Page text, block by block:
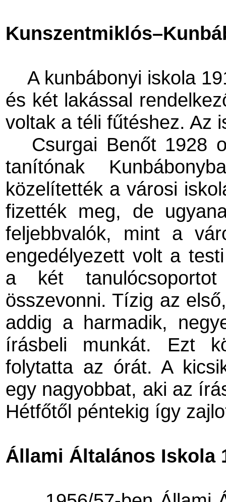
A kunbábonyi iskola
és két lakással
voltak a téli fűtéshez. Az
Csurgai Benőt 1928
tanítónak
közelítették a városi
fizették meg, de
feljebbvalók, mint a
engedélyezett volt a
a két
összevonni. Tízig az
addig a harmadik,
írásbeli munkát. Ezt
folytatta az órát. A
egy nagyobbat, aki az
Hétfőtől péntekig így
Állami Általános Iskola